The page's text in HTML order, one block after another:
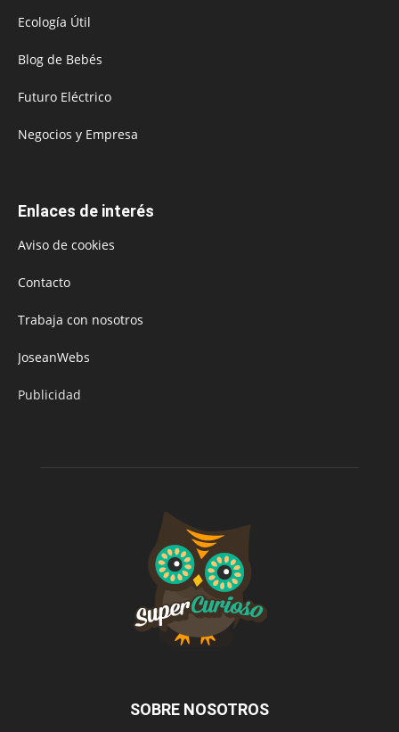
Ecología Útil
Blog de Bebés
Futuro Eléctrico
Negocios y Empresa
Enlaces de interés
Aviso de cookies
Contacto
Trabaja con nosotros
JoseanWebs
Publicidad
SOBRE NOSOTROS